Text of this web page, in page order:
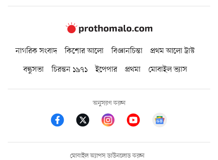
নাগরিক সংবাদ কিশোর আলো বিজ্ঞানচিন্তা
প্রথম আলো ট্রাস্ট
বন্ধুসভা
চিরন্তন ১৯৭১ ইপেপার প্রথমা মোবাইল ভ্যাস
অনুসরণ করুন
মোবাইল অ্যাপস ডাউনলোড করুন